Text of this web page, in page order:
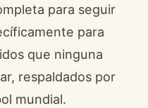
para seguir
para
que ninguna
respaldados por
mundial.